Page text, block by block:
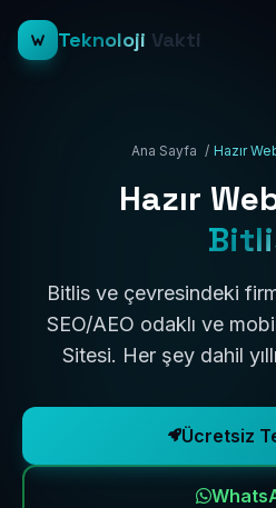
Teknoloji Vakti
Ana Sayfa / Hazır
Hazır
Bitlis ve çevresindeki
SEO/AEO odaklı ve
Sitesi. Her şey dahil
Ücretsiz